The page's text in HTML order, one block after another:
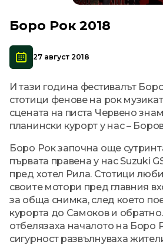
Боро Рок 2018
27 август 2018
И тази година фестивалът
стотици фенове на рок
сцената на писта Червено
планински курорт у нас –
Боро Рoк започна още
първата правена у нас Suzuki
пред хотел Рила. Стотици
своите мотори пред главния
за обща снимка, след което
курорта до Самоков и
отбелязаха началото на Боро
сигурност развълнуваха